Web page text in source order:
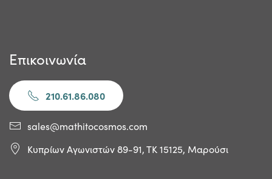
Επικοινωνία
210.61.86.080
sales@mathitocosmos.com
Κυπρίων Αγωνιστών 89-91, ΤΚ 15125, Μαρούσι